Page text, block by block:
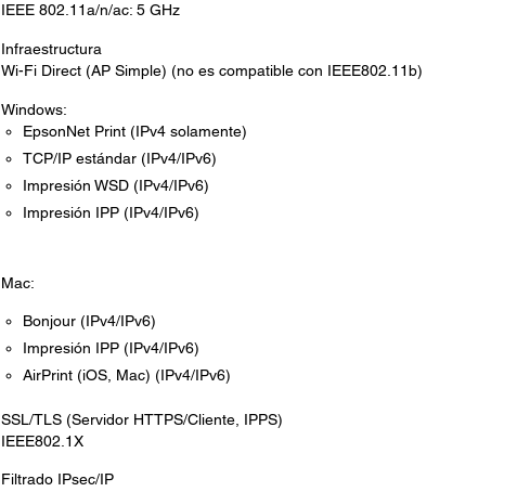
IEEE 802.11a/n/ac: 5 GHz
Infraestructura
Wi-Fi Direct (AP Simple) (no es compatible con IEEE802.11b)
Windows:
EpsonNet Print (IPv4 solamente)
TCP/IP estándar (IPv4/IPv6)
Impresión WSD (IPv4/IPv6)
Impresión IPP (IPv4/IPv6)
Mac:
Bonjour (IPv4/IPv6)
Impresión IPP (IPv4/IPv6)
AirPrint (iOS, Mac) (IPv4/IPv6)
SSL/TLS (Servidor HTTPS/Cliente, IPPS)
IEEE802.1X
Filtrado IPsec/IP